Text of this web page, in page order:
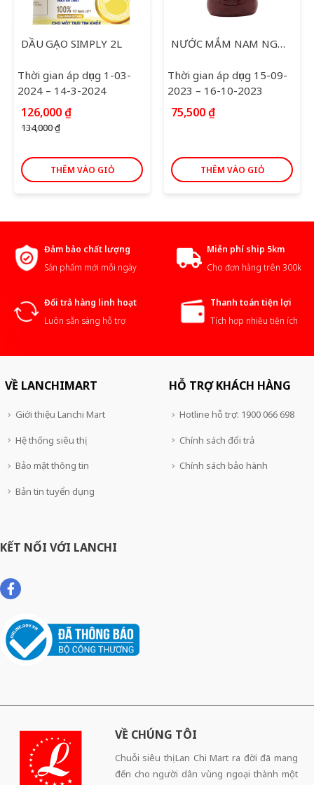
DẦU GẠO SIMPLY 2L
Thời gian áp dụng 1-03-
2024 – 14-3-2024
134,000₫
Giá
gốc
là:
126,000₫Giá
126,000 ₫.
THÊM VÀO GIỎ
NƯỚC MẮM NAM NGƯ SIÊU TIẾT KIỆM 4.8L
Thời gian áp dụng 15-09-
2023 – 16-10-2023
75,500₫
THÊM VÀO GIỎ
Đảm bảo chất lượng
Sản phẩm mới mỗi ngày
Miễn phí ship 5km
Cho đơn hàng trên 300k
Đổi trả hàng linh hoạt
Luôn sẵn sàng hỗ trợ
Thanh toán tiện lợi
Tích hợp nhiều tiện ích
VỀ LANCHIMART
Giới thiệu Lanchi Mart
Hệ thống siêu thị
Bảo mật thông tin
Bản tin tuyển dụng
HỖ TRỢ KHÁCH HÀNG
Hotline hỗ trợ: 1900 066 698
Chính sách đổi trả
Chính sách bảo hành
KẾT NỐI VỚI LANCHI
VỀ CHÚNG TÔI
Chuỗi siêu thị Lan Chi Mart ra đời đã mang
đến cho người dân vùng ngoại thành một